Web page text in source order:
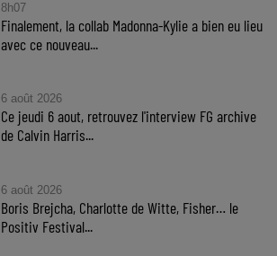
8h07
Finalement, la collab Madonna-Kylie a bien eu lieu
avec ce nouveau...
6 août 2026
Ce jeudi 6 aout, retrouvez l'interview FG archive
de Calvin Harris...
6 août 2026
Boris Brejcha, Charlotte de Witte, Fisher… le
Positiv Festival...